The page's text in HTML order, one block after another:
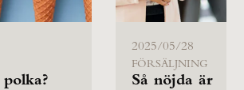
2025/05/28
FÖRSÄLJNING
Så nöjda är